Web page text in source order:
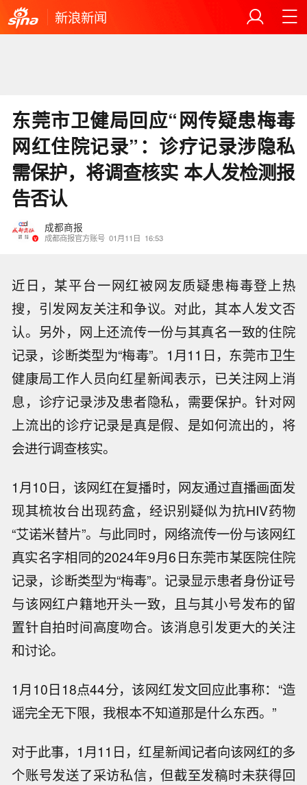
新浪新闻
东莞市卫健局回应“网传疑患梅毒
网红住院记录”：诊疗记录涉隐私
需保护，将调查核实 本人发检测报
告否认
成都商报
成都商报官方账号 01月11日 16:53
近日，某平台一网红被网友质疑患梅毒登上热
搜，引发网友关注和争议。对此，其本人发文否
认。另外，网上还流传一份与其真名一致的住院
记录，诊断类型为“梅毒”。1月11日，东莞市卫生
健康局工作人员向红星新闻表示，已关注网上消
息，诊疗记录涉及患者隐私，需要保护。针对网
上流出的诊疗记录是真是假、是如何流出的，将
会进行调查核实。
1月10日，该网红在复播时，网友通过直播画面发
现其梳妆台出现药盒，经识别疑似为抗HIV药物
“艾诺米替片”。与此同时，网络流传一份与该网红
真实名字相同的2024年9月6日东莞市某医院住院
记录，诊断类型为“梅毒”。记录显示患者身份证号
与该网红户籍地开头一致，且与其小号发布的留
置针自拍时间高度吻合。该消息引发更大的关注
和讨论。
1月10日18点44分，该网红发文回应此事称：“造
谣完全无下限，我根本不知道那是什么东西。”
对于此事，1月11日，红星新闻记者向该网红的多
个账号发送了采访私信，但截至发稿时未获得回